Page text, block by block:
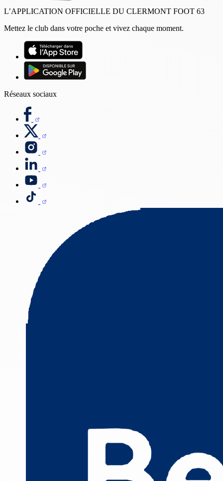
L’APPLICATION OFFICIELLE DU CLERMONT FOOT 63
Mettez le club dans votre poche et vivez chaque moment.
Réseaux sociaux